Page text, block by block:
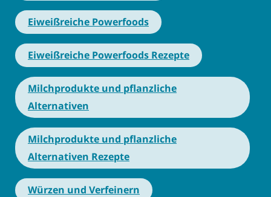
Eiweißreiche Powerfoods
Eiweißreiche Powerfoods Rezepte
Milchprodukte und pflanzliche
Alternativen
Milchprodukte und pflanzliche
Alternativen Rezepte
Würzen und Verfeinern